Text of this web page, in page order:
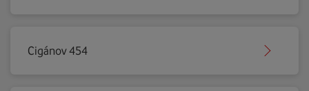
Cigánov 454